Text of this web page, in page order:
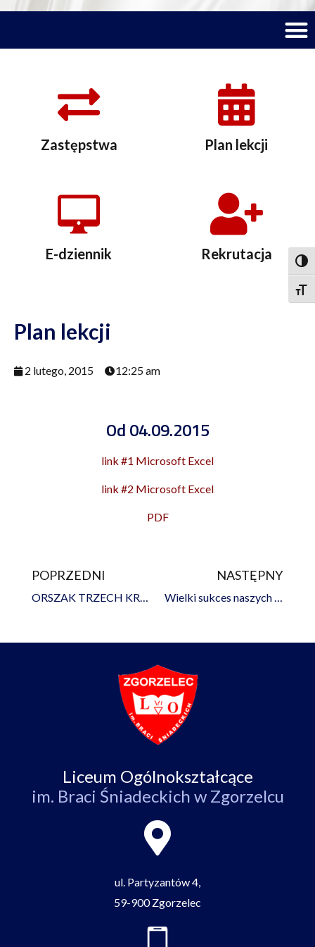
Zastępstwa Plan lekcji
E-dziennik Rekrutacja
Plan lekcji
2 lutego, 2015 12:25 am
Od 04.09.2015
link #1 Microsoft Excel
link #2 Microsoft Excel
PDF
Prev
POPRZEDNI NASTĘPNY
Liceum Ogólnokształcące
im. Braci Śniadeckich w Zgorzelcu
ul. Partyzantów 4,
59-900 Zgorzelec